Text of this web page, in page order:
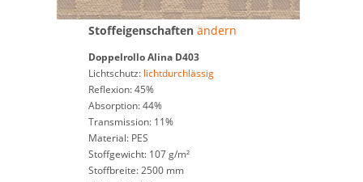
Stoffeigenschaften ändern
DoppelrolloAlina D403
Lichtschutz: lichtdurchlässig
Reflexion: 45%
Absorption: 44%
Transmission: 11%
Material: PES
Stoffgewicht: 107 g/m²
Stoffbreite: 2500 mm